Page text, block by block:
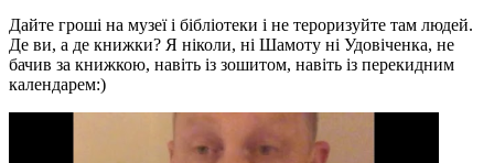
Дайте гроші на музеї і бібліотеки і не тероризуйте там людей.
Де ви, а де книжки? Я ніколи, ні Шамоту ні Удовіченка, не
бачив за книжкою, навіть із зошитом, навіть із перекидним
календарем:)